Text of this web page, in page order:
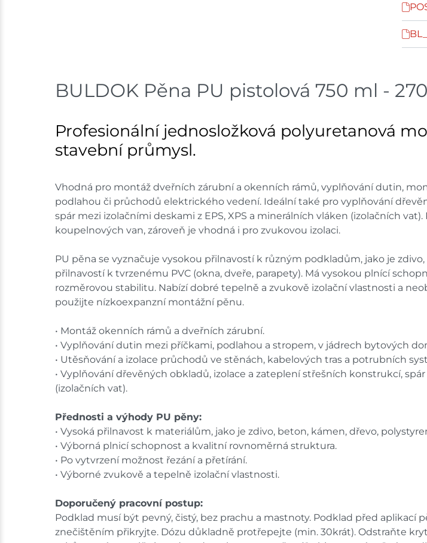
BULDOK Pěna PU pistolová 750 ml -
Profesionální jednosložková polyuretanová
stavební průmysl.
Vhodná pro montáž dveřních zárubní a okenních rámů, vyplňování dutin,
podlahou či průchodů elektrického vedení. Ideální také pro vyplňování
spár mezi izolačními deskami z EPS, XPS a minerálních vláken (izolačních
koupelnových van, zároveň je vhodná i pro zvukovou izolaci.
PU pěna se vyznačuje vysokou přilnavostí k různým podkladům, jako je
přilnavostí k tvrzenému PVC (okna, dveře, parapety). Má vysokou plnící
rozměrovou stabilitu. Nabízí dobré tepelně a zvukově izolační vlastnosti a
použijte nízkoexpanzní montážní pěnu.
• Montáž okenních rámů a dveřních zárubní.
• Vyplňování dutin mezi příčkami, podlahou a stropem, v jádrech bytových
• Utěsňování a izolace průchodů ve stěnách, kabelových tras a potrubních
• Vyplňování dřevěných obkladů, izolace a zateplení střešních konstrukcí,
(izolačních vat).
Přednosti a výhody PU pěny:
• Vysoká přilnavost k materiálům, jako je zdivo, beton, kámen, dřevo,
• Výborná plnicí schopnost a kvalitní rovnoměrná struktura.
• Po vytvrzení možnost řezání a přetírání.
• Výborné zvukově a tepelně izolační vlastnosti.
Doporučený pracovní postup:
Podklad musí být pevný, čistý, bez prachu a mastnoty. Podklad před
znečištěním přikryjte. Dózu důkladně protřepejte (min. 30krát). Odstraňte